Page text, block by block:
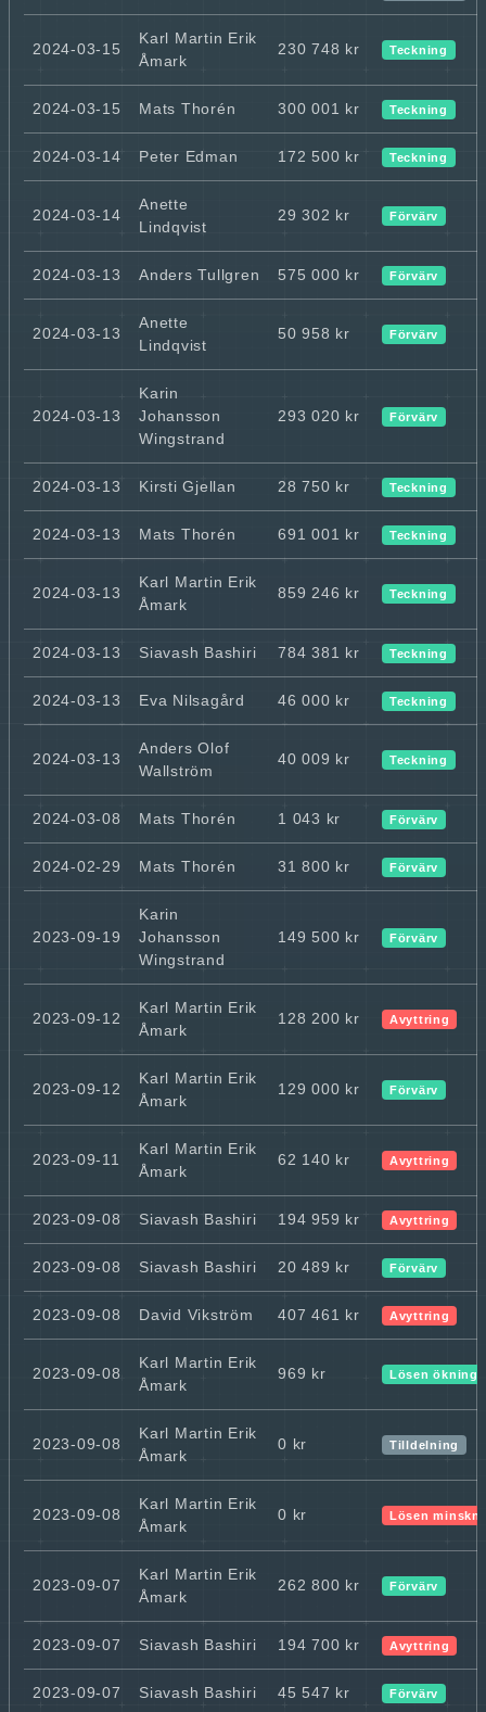
2024-03-15
Karl Martin Erik
Åmark
230 748 kr Teckning
2024-03-15 Mats Thorén 300 001 kr Teckning
2024-03-14 Peter Edman 172 500 kr Teckning
2024-03-14
Anette
Lindqvist
29 302 kr Förvärv
2024-03-13 Anders Tullgren 575 000 kr Förvärv
2024-03-13
Anette
Lindqvist
50 958 kr Förvärv
2024-03-13
Karin
Johansson
Wingstrand
293 020 kr Förvärv
2024-03-13 Kirsti Gjellan 28 750 kr Teckning
2024-03-13 Mats Thorén 691 001 kr Teckning
2024-03-13
Karl Martin Erik
Åmark
859 246 kr Teckning
2024-03-13 Siavash Bashiri 784 381 kr Teckning
2024-03-13 Eva Nilsagård 46 000 kr Teckning
2024-03-13
Anders Olof
Wallström
40 009 kr Teckning
2024-03-08 Mats Thorén 1 043 kr Förvärv
2024-02-29 Mats Thorén 31 800 kr Förvärv
2023-09-19
Karin
Johansson
Wingstrand
149 500 kr Förvärv
2023-09-12
Karl Martin Erik
Åmark
128 200 kr Avyttring
2023-09-12
Karl Martin Erik
Åmark
129 000 kr Förvärv
2023-09-11
Karl Martin Erik
Åmark
62 140 kr Avyttring
2023-09-08 Siavash Bashiri 194 959 kr Avyttring
2023-09-08 Siavash Bashiri 20 489 kr Förvärv
2023-09-08 David Vikström 407 461 kr Avyttring
2023-09-08
Karl Martin Erik
Åmark
969 kr Lösen ökning
2023-09-08
Karl Martin Erik
Åmark
0 kr Tilldelning
2023-09-08
Karl Martin Erik
Åmark
0 kr Lösen
2023-09-07
Karl Martin Erik
Åmark
262 800 kr Förvärv
2023-09-07 Siavash Bashiri 194 700 kr Avyttring
2023-09-07 Siavash Bashiri 45 547 kr Förvärv